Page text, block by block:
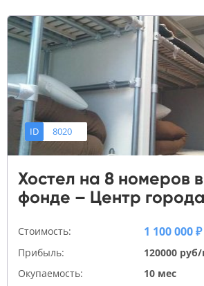
ID 8020
Хостел на 8 номеров
фонде – Центр города
Стоимость: 1 100 000 ₽
Прибыль:
120000
Окупаемость:
10 мес